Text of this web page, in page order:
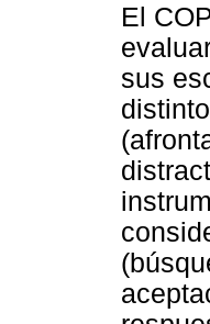
El
sus